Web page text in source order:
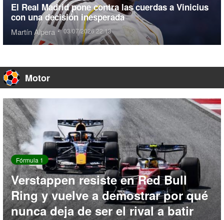
El Real Madrid pone contra las cuerdas a Vinicius
con una decisión inesperada
Martín Alpera • 03/07/2026 22:13
Motor
Fórmula 1
Verstappen resiste en Red Bull
Ring y vuelve a demostrar por qué
nunca deja de ser el rival a batir